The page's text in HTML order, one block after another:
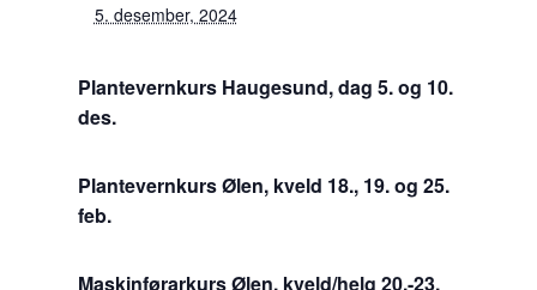
5. desember, 2024
Plantevernkurs Haugesund, dag 5. og 10.
des.
Plantevernkurs Ølen, kveld 18., 19. og 25.
feb.
Maskinførarkurs Ølen, kveld/helg 20.-23.